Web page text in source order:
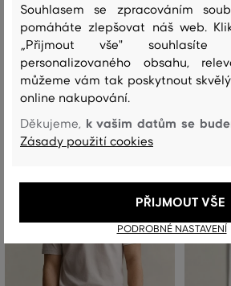
+7 1 299 Kč
Dostupné velikosti:
L, XL, XXL +3 další
Dostupné
S, L , XL , XXL
Souhlasem se zpracováním
pomáháte zlepšovat náš web.
„Přijmout vše" souhlasíte
personalizovaného obsahu,
můžeme vám tak poskytnout
online nakupování.
Děkujeme, k vašim datům se
Zásady použití cookies
PODROBNÉ NASTAVENÍ
PŘIJMOUT VŠE